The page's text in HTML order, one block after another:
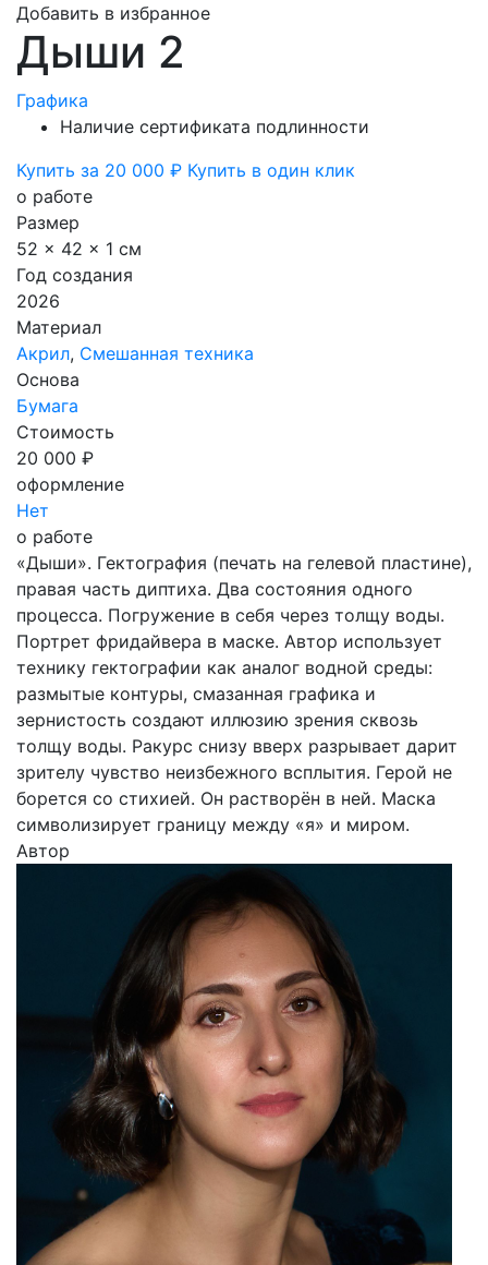
Добавить в избранное
Дыши 2
Графика
Наличие сертификата подлинности
Купить за 20 000 ₽ Купить в один клик
о работе
Размер
52 x 42 x 1 см
Год создания
2026
Материал
Акрил, Смешанная техника
Основа
Бумага
Стоимость
20 000 ₽
оформление
Нет
о работе
«Дыши». Гектография (печать на гелевой пластине),
правая часть диптиха. Два состояния одного
процесса. Погружение в себя через толщу воды.
Портрет фридайвера в маске. Автор использует
технику гектографии как аналог водной среды:
размытые контуры, смазанная графика и
зернистость создают иллюзию зрения сквозь
толщу воды. Ракурс снизу вверх разрывает дарит
зрителу чувство неизбежного всплытия. Герой не
борется со стихией. Он растворён в ней. Маска
символизирует границу между «я» и миром.
Автор